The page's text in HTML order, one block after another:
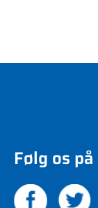
Følg os på